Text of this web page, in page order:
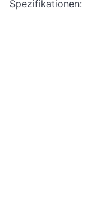
Spezifikationen: